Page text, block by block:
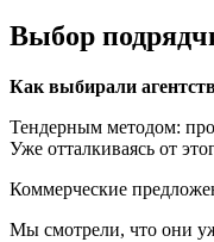
Выбор
Как выбирали
Тендерным методом:
Уже отталкиваясь от
Коммерческие
Мы смотрели, что они